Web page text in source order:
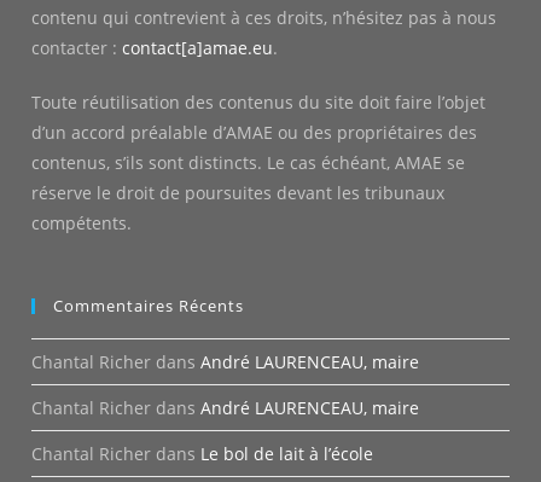
contenu qui contrevient à ces droits, n’hésitez pas à nous
contacter :contact[a]amae.eu.
Toute réutilisation des contenus du site doit faire l’objet
d’un accord préalable d’AMAE ou des propriétaires des
contenus, s’ils sont distincts. Le cas échéant, AMAE se
réserve le droit de poursuites devant les tribunaux
compétents.
Commentaires Récents
Chantal Richer dansAndré LAURENCEAU, maire
Chantal Richer dansAndré LAURENCEAU, maire
Chantal Richer dans Le bol de lait à l’école